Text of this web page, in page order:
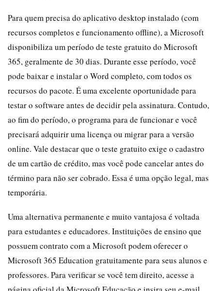
Para quem precisa do aplicativo desktop instalado (com
recursos completos e funcionamento offline), a Microsoft
disponibiliza um período de teste gratuito do Microsoft
365, geralmente de 30 dias. Durante esse período, você
pode baixar e instalar o Word completo, com todos os
recursos do pacote. É uma excelente oportunidade para
testar o software antes de decidir pela assinatura. Contudo,
ao fim do período, o programa para de funcionar e você
precisará adquirir uma licença ou migrar para a versão
online. Vale destacar que o teste gratuito exige o cadastro
de um cartão de crédito, mas você pode cancelar antes do
término para não ser cobrado. Essa é uma opção legal, mas
temporária.
Uma alternativa permanente e muito vantajosa é voltada
para estudantes e educadores. Instituições de ensino que
possuem contrato com a Microsoft podem oferecer o
Microsoft 365 Education gratuitamente para seus alunos e
professores. Para verificar se você tem direito, acesse a